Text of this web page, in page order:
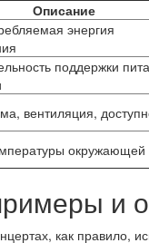
Описание
энергия
поддержки
вентиляция,
окружающей
и
как правило,